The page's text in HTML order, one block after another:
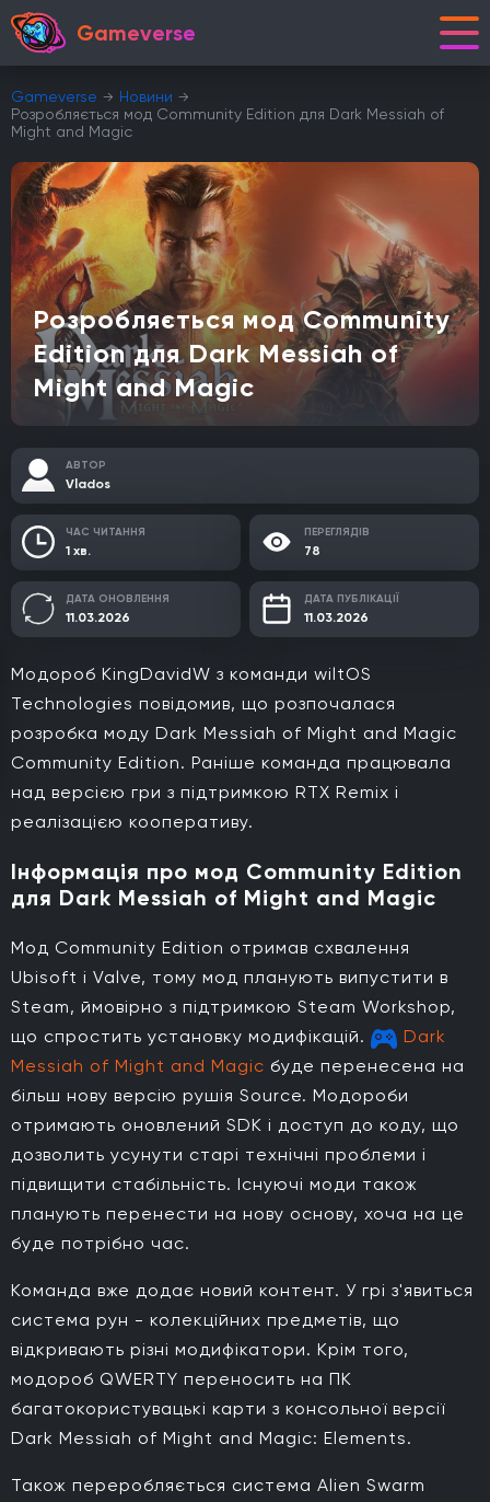
Gameverse
Gameverse
Новини
Розробляється мод Community Edition для Dark Messiah of
Might and Magic
Розробляється мод Community
Edition для Dark Messiah of
Might and Magic
АВТОР
Vlados
ЧАС ЧИТАННЯ
1 хв.
ПЕРЕГЛЯДІВ
78
ДАТА ОНОВЛЕННЯ
11.03.2026
ДАТА ПУБЛІКАЦІЇ
11.03.2026
Модороб KingDavidW з команди wiltOS
Technologies повідомив, що розпочалася
розробка моду Dark Messiah of Might and Magic
Community Edition. Раніше команда працювала
над версією гри з підтримкою RTX Remix і
реалізацією кооперативу.
Інформація про мод Community Edition
для Dark Messiah of Might and Magic
Мод Community Edition отримав схвалення
Ubisoft і Valve, тому мод планують випустити в
Steam, ймовірно з підтримкою Steam Workshop,
що спростить установку модифікацій.
Dark
Messiah of Might and Magic буде перенесена на
більш нову версію рушія Source. Модороби
отримають оновлений SDK і доступ до коду, що
дозволить усунути старі технічні проблеми і
підвищити стабільність. Існуючі моди також
планують перенести на нову основу, хоча на це
буде потрібно час.
Команда вже додає новий контент. У грі з'явиться
система рун - колекційних предметів, що
відкривають різні модифікатори. Крім того,
модороб QWERTY переносить на ПК
багатокористувацькі карти з консольної версії
Dark Messiah of Might and Magic: Elements.
Також переробляється система Alien Swarm